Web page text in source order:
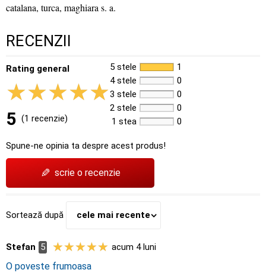
catalana, turca, maghiara s. a.
RECENZII
Rating general
5 (1 recenzie)
5 stele
1
4 stele
0
3 stele
0
2 stele
0
1 stea
0
Spune-ne opinia ta despre acest produs!
✎ scrie o recenzie
Sortează după cele mai recente
Stefan 5 acum 4 luni
O poveste frumoasa